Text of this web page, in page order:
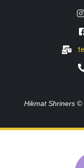
Hikmat Shriners ©